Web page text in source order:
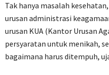
Tak hanya masalah
urusan administrasi
urusan KUA (Kantor Urusan
persyaratan untuk menikah,
bagaimana harus ditempuh,